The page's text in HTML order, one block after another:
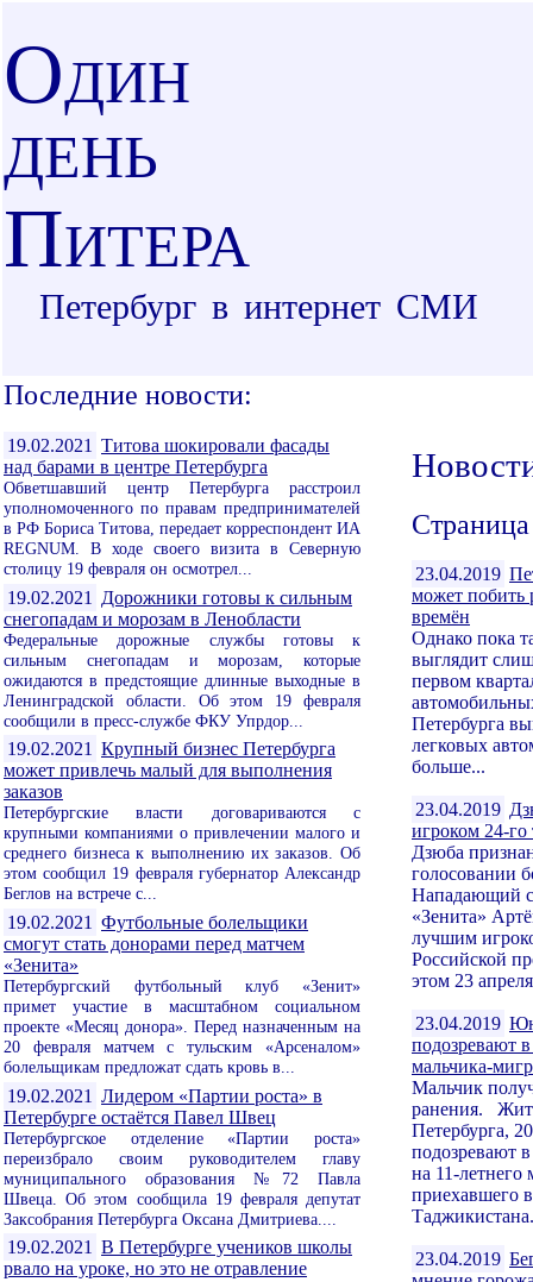
ОДИН
ДЕНЬ
ПИТЕРА
Петербург в интернет СМИ
Последние новости:
19.02.2021 Титова шокировали фасады
над барами в центре Петербурга
Обветшавший центр Петербурга расстроил
уполномоченного по правам предпринимателей
в РФ Бориса Титова, передает корреспондент ИА
REGNUM. В ходе своего визита в Северную
столицу 19 февраля он осмотрел...
19.02.2021
Дорожники готовы к сильным
снегопадам и морозам в Ленобласти
Федеральные дорожные службы готовы к
сильным снегопадам и морозам, которые
ожидаются в предстоящие длинные выходные в
Ленинградской области. Об этом 19 февраля
сообщили в пресс-службе ФКУ Упрдор...
19.02.2021 Крупный бизнес Петербурга
может привлечь малый для выполнения
заказов
Петербургские власти договариваются с
крупными компаниями о привлечении малого и
среднего бизнеса к выполнению их заказов. Об
этом сообщил 19 февраля губернатор Александр
Беглов на встрече с...
19.02.2021 Футбольные болельщики
смогут стать донорами перед матчем
«Зенита»
Петербургский футбольный клуб «Зенит»
примет участие в масштабном социальном
проекте «Месяц донора». Перед назначенным на
20 февраля матчем с тульским «Арсеналом»
болельщикам предложат сдать кровь в...
19.02.2021 Лидером «Партии роста» в
Петербурге остаётся Павел Швец
Петербургское отделение «Партии роста»
переизбрало своим руководителем главу
муниципального образования №72 Павла
Швеца. Об этом сообщила 19 февраля депутат
Заксобрания Петербурга Оксана Дмитриева....
19.02.2021 В Петербурге учеников школы
рвало на уроке, но это не отравление
23.04.2019
может побить
времён
Однако пока
выглядит
первом
Петербурга
легковых
больше...
23.04.2019
игроком 24-
Дзюба
голосовании
Нападающий
«Зенита»
лучшим
Российской
этом 23
23.04.2019
подозревают
мальчика-
Мальчик
ранения.
Петербурга,
подозревают
на 11-летнего
приехавшего
23.04.2019